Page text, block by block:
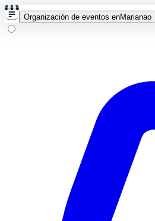
Organización de eventos enMarianao